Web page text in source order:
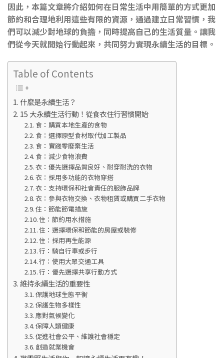
因此，本篇文章將介紹如何在日常生活中用簡單的方式更加
節約和合理地利用這些有限的資源，通過建立日常習慣，我
們可以減少對地球的負擔，同時提高自己的生活質量。讓我
們從今天就開始行動起來，共同努力實現永續生活的目標。
Table of Contents
什麼是永續生活？
15 大永續生活行動！從食衣住行習慣開始
食：購買本地生產的食物
食：選擇原型食材取代加工製品
食：實踐零廢棄生活
食：減少食物浪費
衣：優先選擇品質良好、耐穿耐洗的衣物
衣：採用多功能的衣物穿搭
衣：支持環保和社會責任的服飾品牌
衣：參與衣物交換、衣物租賃或購買二手衣物
住：節能節電措施
住：節約用水措施
住：選擇環保和節能的房屋或裝修
住：採用再生能源
行：騎自行車或步行
行：使用大眾交通工具
行：優先選擇共享行動方式
維持永續生活的重要性
保護地球生態平衡
保護生物多樣性
應對氣候變化
保障人類健康
促進社會公平、維護社會穩定
創造就業機會